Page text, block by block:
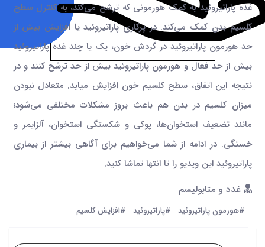
غده پاراتیروئید به کمک هورمونی که ترشح می‌کند، به کنترل سطح
کلسیم بدن کمک می‌کند. در پرکاری پاراتیروئید یا افزایش بیش از
حد هورمون پاراتیروئید در گردش خون، یک یا چند غده پاراتیروئید
بیش از حد فعال و هورمون پاراتیروئید بیش از حد ترشح کنند و در
نتیجه این اتفاق، سطح کلسیم خون افزایش میابد. متعادل نبودن
میزان کلسیم در بدن هم باعث بروز مشکلات مختلفی می‌شود؛
مانند تضعیف استخوان‌ها، پوکی و شکستگی استخوان، آلزایمر و
خستگی. در ادامه از شما می‌خواهیم برای آگاهی بیشتر از بیماری
پاراتیروئید این ویدیو را تا انتها تماشا کنید.
غدد و متابولیسم
#هورمون پاراتیروئید #پاراتیروئید #افزایش کلسیم